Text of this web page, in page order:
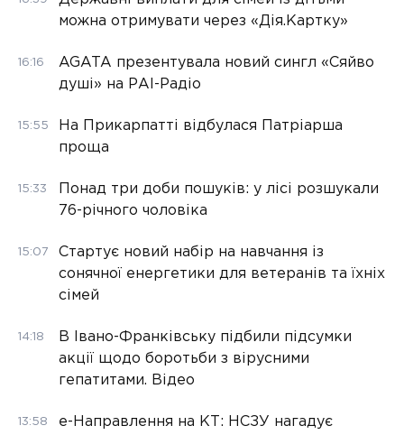
можна отримувати через «Дія.Картку»
16:16
AGATA презентувала новий сингл «Сяйво
душі» на РАІ-Радіо
15:55
На Прикарпатті відбулася Патріарша
проща
15:33
Понад три доби пошуків: у лісі розшукали
76-річного чоловіка
15:07
Стартує новий набір на навчання із
сонячної енергетики для ветеранів та їхніх
сімей
14:18
В Івано-Франківську підбили підсумки
акції щодо боротьби з вірусними
гепатитами. Відео
13:58
е-Направлення на КТ: НСЗУ нагадує